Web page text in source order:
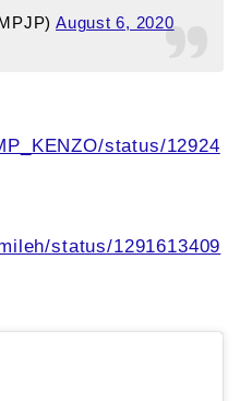
August 6, 2020
status/12924
status/1291613409